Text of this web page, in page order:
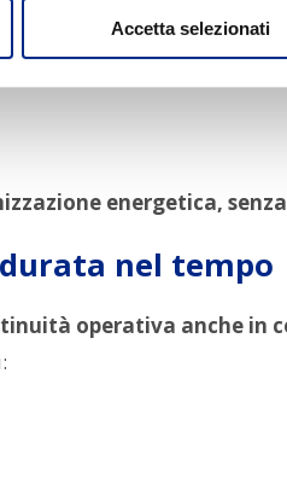
Accetta selezionati
scelta di un motore
energetica,
nel tempo
operativa anche in